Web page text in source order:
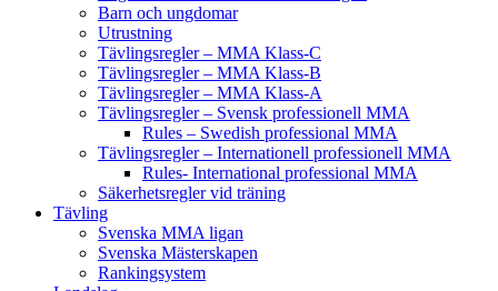
Barn och ungdomar
Utrustning
Tävlingsregler – MMA Klass-C
Tävlingsregler – MMA Klass-B
Tävlingsregler – MMA Klass-A
Tävlingsregler – Svensk professionell MMA
Rules – Swedish professional MMA
Tävlingsregler – Internationell professionell MMA
Rules- International professional MMA
Säkerhetsregler vid träning
Tävling
Svenska MMA ligan
Svenska Mästerskapen
Rankingsystem